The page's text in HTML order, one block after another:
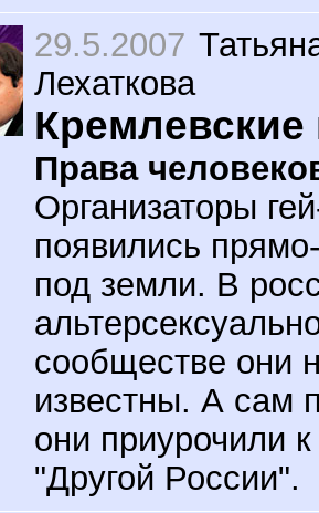
29.5.2007
Лехаткова
Кремлевские
Права
Организаторы
появились
под земли. В
сообществе они
известны. А сам
они приурочили
"Другой России".